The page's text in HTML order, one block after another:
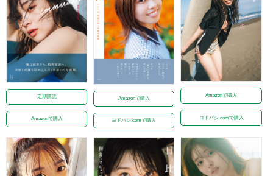
定期購読
Amazonで購入
Amazonで購入
ヨドバシ.comで購入
Amazonで購入
ヨドバシ.comで購入